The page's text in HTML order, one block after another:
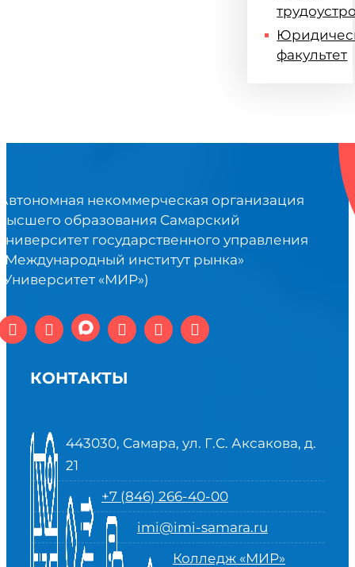
факультет
некоммерческая организация
образования Самарский
государственного управления
институт рынка»
«МИР»)
КОНТАКТЫ
443030, Самара, ул. Г.С. Аксакова, д.
21
+7 (846) 266-40-00
imi@imi-samara.ru
Колледж «МИР»